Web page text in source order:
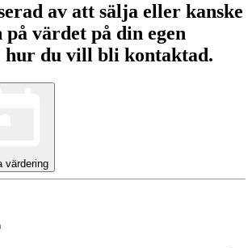
av att sälja eller kanske
värdet på din egen
hur du vill bli kontaktad.
värdering